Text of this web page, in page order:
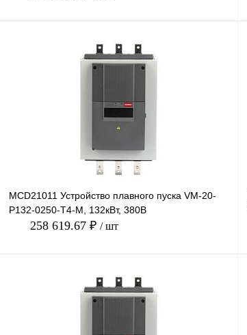
В корзину
Под заказ
MCD21011 Устройство плавного пуска VM-20-
P132-0250-T4-M, 132кВт, 380В
258 619.67 ₽ / шт
В корзину